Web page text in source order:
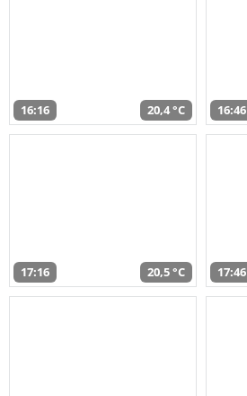
16:16 20,4 °C 16:46
17:16 20,5 °C 17:46